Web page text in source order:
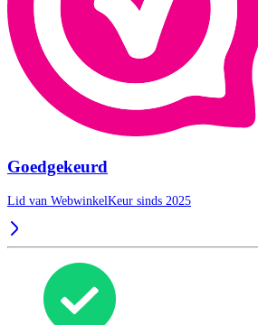
Goedgekeurd
Lid van WebwinkelKeur sinds 2025